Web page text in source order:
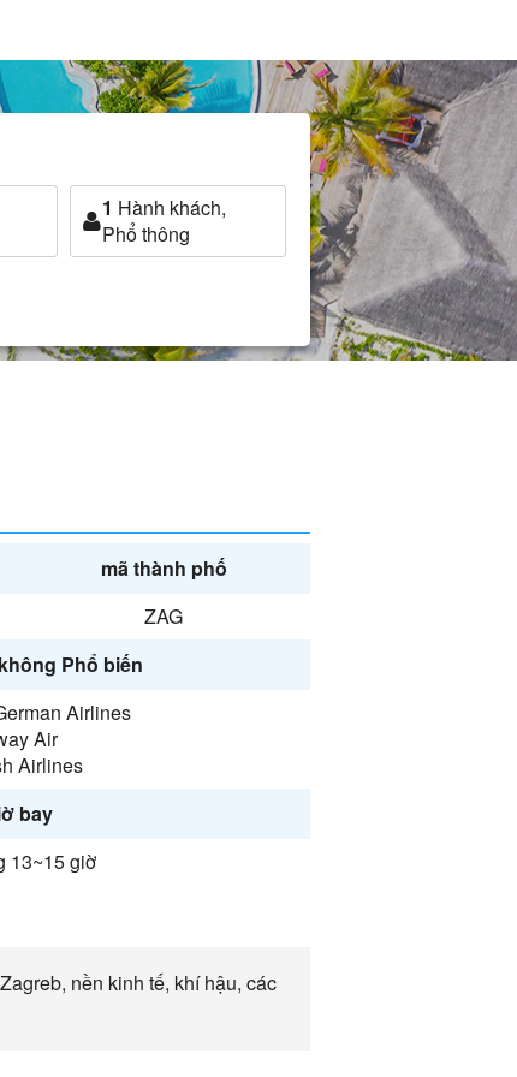
1 Hành khách,
Phổ thông
mã thành phố
ZAG
Phổ biến
Airlines
Air
Airlines
bay
13~15 giờ
nền kinh tế, khí hậu, các